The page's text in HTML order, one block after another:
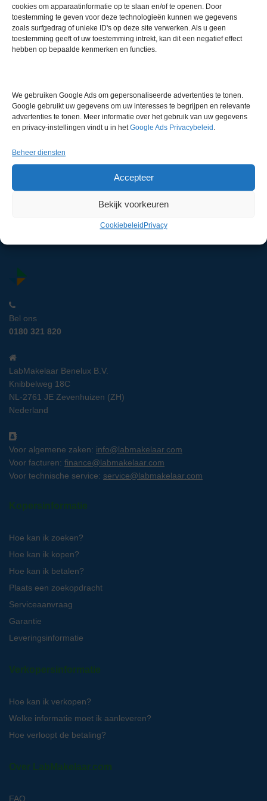
cookies om apparaatinformatie op te slaan en/of te openen. Door
toestemming te geven voor deze technologieën kunnen we gegevens
zoals surfgedrag of unieke ID's op deze site verwerken. Als u geen
toestemming geeft of uw toestemming intrekt, kan dit een negatief effect
hebben op bepaalde kenmerken en functies.
We gebruiken Google Ads om gepersonaliseerde advertenties te tonen.
Google gebruikt uw gegevens om uw interesses te begrijpen en relevante
advertenties te tonen. Meer informatie over het gebruik van uw gegevens
en privacy-instellingen vindt u in hetGoogle Ads Privacybeleid .
Beheer diensten
Accepteer
Bekijk voorkeuren
Cookiebeleid Privacy
Voorraad
Becker VT 4.16 Vacuüm Pomp
€
Bel ons
0180 321 820
LabMakelaar Benelux B.V.
Knibbelweg 18C
NL-2761 JE Zevenhuizen (ZH)
Nederland
Voor algemene zaken: info@labmakelaar.com
Voor facturen: finance@labmakelaar.com
Voor technische service: service@labmakelaar.com
Kopersinformatie
Hoe kan ik zoeken?
Hoe kan ik kopen?
Hoe kan ik betalen?
Plaats een zoekopdracht
Serviceaanvraag
Garantie
Leveringsinformatie
Verkopersinformatie
Hoe kan ik verkopen?
Welke informatie moet ik aanleveren?
Hoe verloopt de betaling?
Over LabMakelaar.com
FAQ